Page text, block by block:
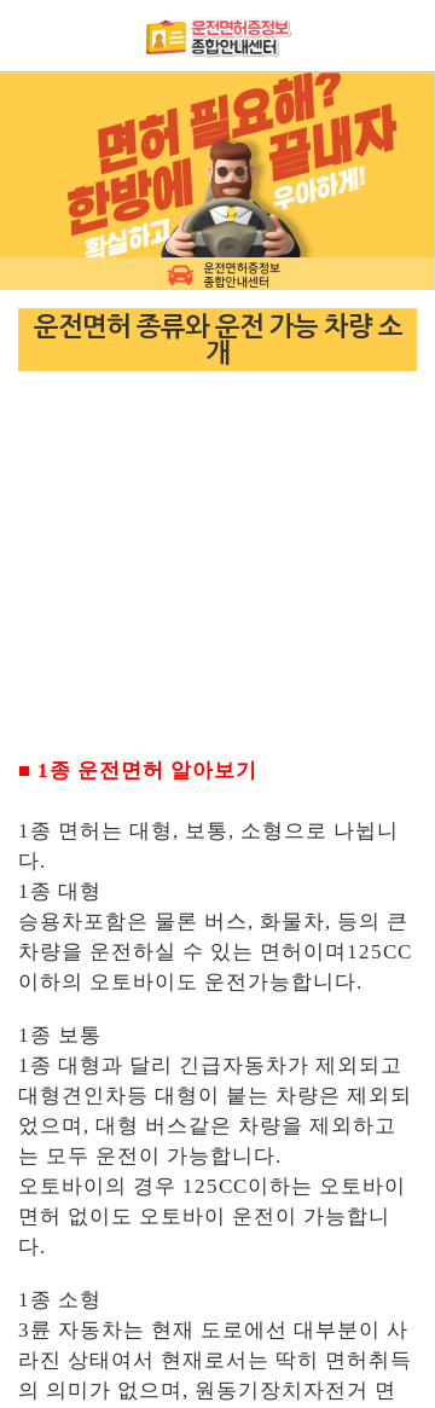
운전면허 종류와 운전 가능 차량 소
개
■ 1종 운전면허 알아보기
1종 면허는 대형, 보통, 소형으로 나뉩니
다.
1종 대형
승용차포함은 물론 버스, 화물차, 등의 큰
차량을 운전하실 수 있는 면허이며125CC
이하의 오토바이도 운전가능합니다.
1종 보통
1종 대형과 달리 긴급자동차가 제외되고
대형견인차등 대형이 붙는 차량은 제외되
었으며, 대형 버스같은 차량을 제외하고
는 모두 운전이 가능합니다.
오토바이의 경우 125CC이하는 오토바이
면허 없이도 오토바이 운전이 가능합니
다.
1종 소형
3륜 자동차는 현재 도로에선 대부분이 사
라진 상태여서 현재로서는 딱히 면허취득
의 의미가 없으며, 원동기장치자전거 면